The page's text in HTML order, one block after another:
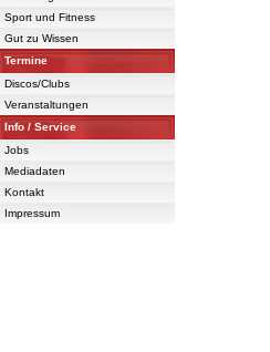
Sport und Fitness
Gut zu Wissen
Termine
Discos/Clubs
Veranstaltungen
Info / Service
Jobs
Mediadaten
Kontakt
Impressum